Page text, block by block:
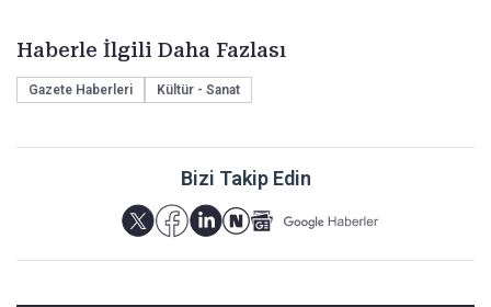
Haberle İlgili Daha Fazlası
Gazete Haberleri Kültür - Sanat
Bizi Takip Edin